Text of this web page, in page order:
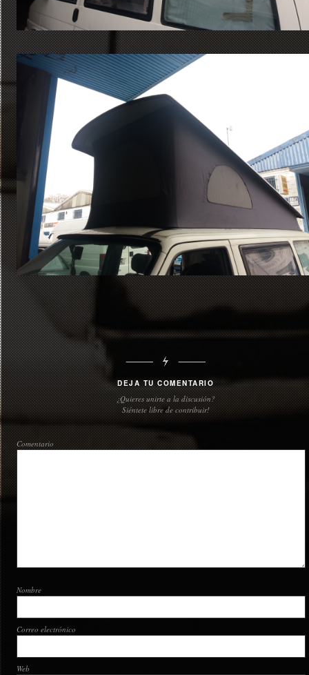
DEJA TU COMENTARIO
¿Quieres unirte a la discusión?
Siéntete libre de contribuir!
Comentario
Nombre
Correo electrónico
Web